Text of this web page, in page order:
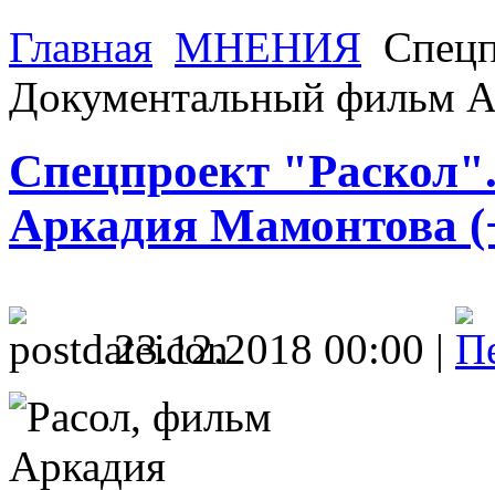
Главная МНЕНИЯ
Документальный фильм
Спецпроект
Аркадия Мамонтова
23.12.2018 00:00 |